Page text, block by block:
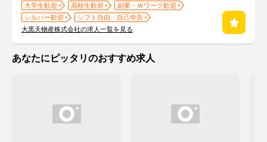
大学生歓迎 高校生歓迎
副業・Ｗワーク歓迎
シルバー歓迎
シフト自由・自己申告
大黒天物産株式会社の求人一覧を見る
あなたにピッタリのおすすめ求人